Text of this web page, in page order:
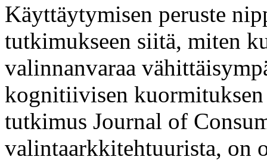
Käyttäytymisen peruste
tutkimukseen siitä, miten
valinnanvaraa
kognitiivisen
tutkimus Journal of
valintaarkkitehtuurista, on